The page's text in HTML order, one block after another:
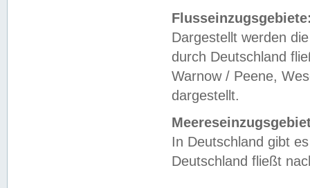
Dargestellt werden
durch Deutschland
Warnow / Peene,
dargestellt.
In Deutschland gibt
Deutschland fließt